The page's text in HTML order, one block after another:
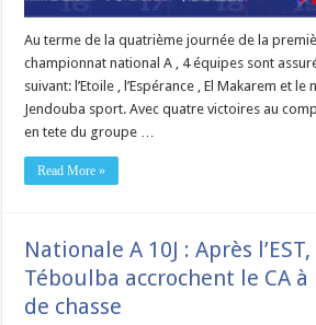
Au terme de la quatrième journée de la
championnat national A , 4 équipes sont
suivant: l’Etoile , l’Espérance , El Makarem et
Jendouba sport. Avec quatre victoires au
en tete du groupe …
Read More »
Nationale A 10J : Après
Téboulba accrochent le CA
de chasse